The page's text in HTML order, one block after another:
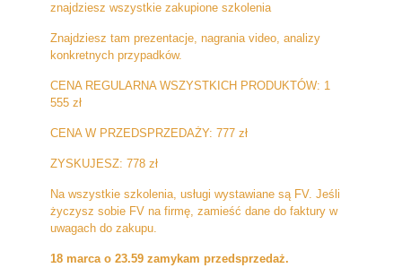
znajdziesz wszystkie zakupione szkolenia
Znajdziesz tam prezentacje, nagrania video, analizy
konkretnych przypadków.
CENA REGULARNA WSZYSTKICH PRODUKTÓW: 1
555 zł
CENA W PRZEDSPRZEDAŻY: 777 zł
ZYSKUJESZ: 778 zł
Na wszystkie szkolenia, usługi wystawiane są FV. Jeśli
życzysz sobie FV na firmę, zamieść dane do faktury w
uwagach do zakupu.
18 marca o 23.59 zamykam przedsprzedaż.